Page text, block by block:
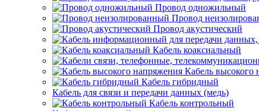
Провод одножильный
Провод
Провод акустический
Кабель коаксиальный
Кабель высокого
Кабель гибридный
Кабель для связи и передачи данных (медь)
Кабель контрольный